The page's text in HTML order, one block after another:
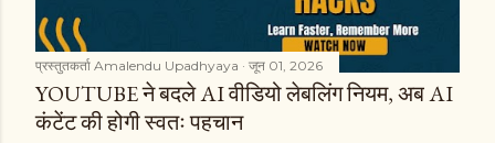
प्रस्तुतकर्ता Amalendu Upadhyaya जून 01, 2026
YOUTUBE ने बदले AI वीडियो लेबलिंग नियम, अब AI
कंटेंट की होगी स्वतः पहचान